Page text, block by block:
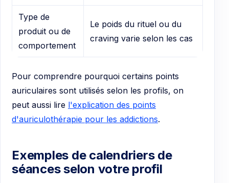
Type de
produit ou de
comportement
Le poids du rituel ou du
craving varie selon les cas
Pour comprendre pourquoi certains points
auriculaires sont utilisés selon les profils, on
peut aussi lire l'explication des points
d'auriculothérapie pour les addictions.
Exemples de calendriers de
séances selon votre profil